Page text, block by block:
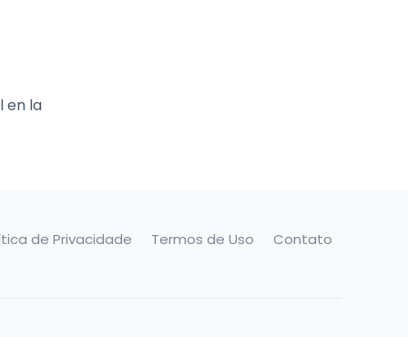
en la
de Privacidade Termos de Uso Contato